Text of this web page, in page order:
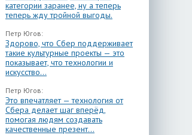
категории заранее, ну а теперь
теперь жду тройной выгоды.
Петр Югов:
Здорово, что Сбер поддерживает
такие культурные проекты — это
показывает, что технологии и
искусство...
Петр Югов:
Это впечатляет — технология от
Сбера делает шаг вперёд,
помогая людям создавать
качественные презент...